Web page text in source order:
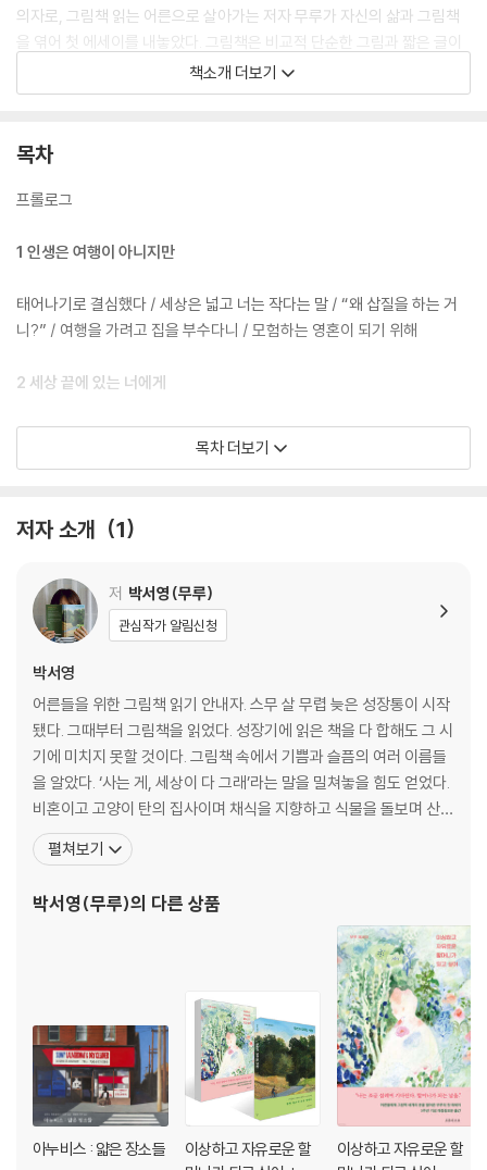
의자로, 그림책 읽는 어른으로 살아가는 저자 무루가 자신의 삶과 그림책
을 엮어 첫 에세이를 내놓았다. 그림책은 비교적 단순한 그림과 짧은 글이
만들어내는 작은 목소리로 삶 안팎에 크고 깊은 파장을 일으키곤 한다. ‘어
른들을 위한 그림책 읽기’의 안내자이기도 한 그는 한 권의 그림책을 읽는
마다 우리의 “세계가 한 칸씩 넓어진다”고 말이다. 이 책은 세계의 언저리
오늘 조금 더 나은’ 삶을 완성해 나가기 위해, 그림책을 읽고 부단히 세계를
새 우리의 세계도 한 칸, 어쩌면 여러 칸쯤 더 넓어진 것만 같다.
책소개 더보기
목차
프롤로그
1 인생은 여행이 아니지만
태어나기로 결심했다 / 세상은 넓고 너는 작다는 말 / “왜 삽질을 하는 거
니?” / 여행을 가려고 집을 부수다니 / 모험하는 영혼이 되기 위해
2 세상 끝에 있는 너에게
실은 한 발짝도 나가고 싶지 않지만 / “넌 왜 일을 안 하니?” / 우선은 혼자
서 씩씩하게 / 쫌 이상한 사람들이 모여들었다 / 오해받는 사람이 제일 좋
3 그 숲에 판타지가 산다
작은 것들을 위한 신 / 상상이 방에 걸려 넘어지는 순간 / 그 숲에 무슨 바람
이 불어서 / 판타지의 세계에 도착할 때 / 뭔가 또 다른 게 있을 거야
4 고양이라는 이름의 문
‘야생동물 보호구역’입니다 / 고양이라는 이름의 문 / 내 고양이는 나 없는
동안 / 판타지로도 구원할 수 없다면 / 이 구멍을 메울 수 있을까
5 그렇게 할머니가 된다
비혼입니다만 / 훌륭한 열매를 맺지 않아도 / 채식지향적인 / 노년의 삶에
목차 더보기
저자 소개 1
저 박서영(무루)
관심작가 알림신청
박서영
어른들을 위한 그림책 읽기 안내자. 스무 살 무렵 늦은 성장통이 시작
됐다. 그때부터 그림책을 읽었다. 성장기에 읽은 책을 다 합해도 그 시
기에 미치지 못할 것이다. 그림책 속에서 기쁨과 슬픔의 여러 이름들
을 알았다. ‘사는 게, 세상이 다 그래’라는 말을 밀쳐놓을 힘도 얻었다.
비혼이고 고양이 탄의 집사이며 채식을 지향하고 식물을 돌보며 산
다. 예전엔 여기저기 돌아다니며 사진을 찍고 사람들을 만나 인터뷰
를 하고 차를 우리고 요리를 하며 다양한 분야의 아마추어로 살았다.
금은 어른들과 그림책을 읽고 문장을 쓴다
펼쳐보기
박서영(무루)의 다른 상품
아누비스 : 얇은 장소들
이상하고 자유로운 할
이상하고 자유로운 할